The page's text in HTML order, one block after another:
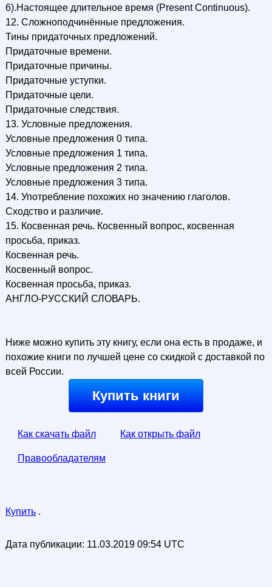
6).Настоящее длительное время (Present Continuous).
12. Сложноподчинённые предложения.
Тины придаточных предложений.
Придаточные времени.
Придаточные причины.
Придаточные уступки.
Придаточные цели.
Придаточные следствия.
13. Условные предложения.
Условные предложения 0 типа.
Условные предложения 1 типа.
Условные предложения 2 типа.
Условные предложения 3 типа.
14. Употребление похожих но значению глаголов.
Сходство и различие.
15. Косвенная речь. Косвенный вопрос, косвенная
просьба, приказ.
Косвенная речь.
Косвенный вопрос.
Косвенная просьба, приказ.
АНГЛО-РУССКИЙ СЛОВАРЬ.
Ниже можно купить эту книгу, если она есть в продаже, и
похожие книги по лучшей цене со скидкой с доставкой по
всей России.
Купить книги
Как скачать файл Как открыть файл
Правообладателям
Купить.
Дата публикации: 11.03.2019 09:54 UTC